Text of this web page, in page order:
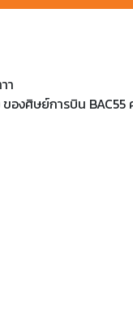
า
องศิษย์การบิน BAC55